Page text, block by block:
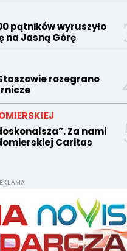
pątników wyruszyło
na Jasną Górę
rozegrano
Za nami
Caritas